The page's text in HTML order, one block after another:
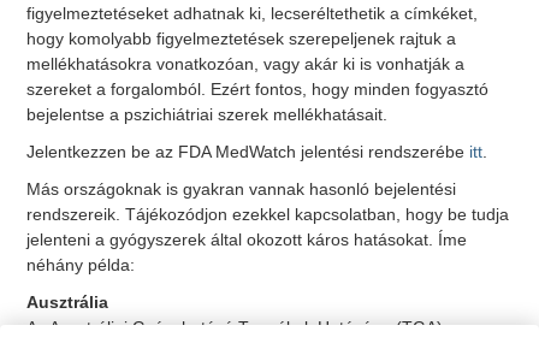
figyelmeztetéseket adhatnak ki, lecseréltethetik a címkéket,
hogy komolyabb figyelmeztetések szerepeljenek rajtuk a
mellékhatásokra vonatkozóan, vagy akár ki is vonhatják a
szereket a forgalomból. Ezért fontos, hogy minden fogyasztó
bejelentse a pszichiátriai szerek mellékhatásait.
Jelentkezzen be az FDA MedWatch jelentési rendszerébe itt.
Más országoknak is gyakran vannak hasonló bejelentési
rendszereik. Tájékozódjon ezekkel kapcsolatban, hogy be tudja
jelenteni a gyógyszerek által okozott káros hatásokat. Íme
néhány példa:
Ausztrália
Az Ausztráliai Gyógyhatású Termékek Hatósága (TGA)